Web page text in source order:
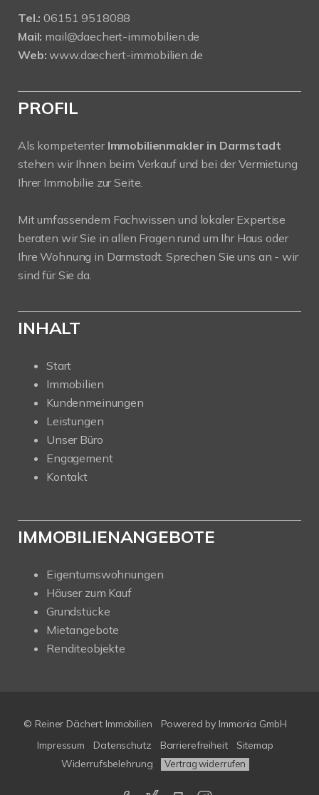
Tel.: 06151 9518088
Mail: mail@daechert-immobilien.de
Web: www.daechert-immobilien.de
PROFIL
Als kompetenter Immobilienmakler in Darmstadt
stehen wir Ihnen beim Verkauf und bei der Vermietung
Ihrer Immobilie zur Seite.
Mit umfassendem Fachwissen und lokaler Expertise
beraten wir Sie in allen Fragen rund um Ihr Haus oder
Ihre Wohnung in Darmstadt. Sprechen Sie uns an - wir
sind für Sie da.
INHALT
Start
Immobilien
Kundenmeinungen
Leistungen
Unser Büro
Engagement
Kontakt
IMMOBILIENANGEBOTE
Eigentumswohnungen
Häuser zum Kauf
Grundstücke
Mietangebote
Renditeobjekte
© Reiner Dächert Immobilien Powered by Immonia GmbH
Impressum
Datenschutz Barrierefreiheit
Sitemap
Widerrufsbelehrung
Vertrag widerrufen